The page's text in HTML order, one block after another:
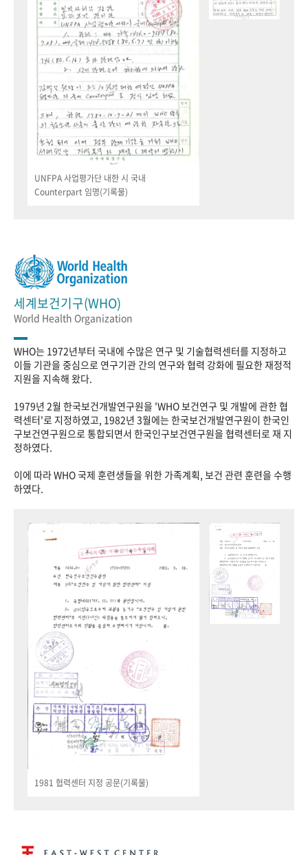
UNFPA 사업평가단 내한 시 국내
Counterpart 임명(기록물)
세계보건기구(WHO)
World Health Organization
WHO는 1972년부터 국내에 수많은 연구 및 기술협력센터를 지정하고
이들 기관을 중심으로 연구기관 간의 연구와 협력 강화에 필요한 재정적
지원을 지속해 왔다.
1979년 2월 한국보건개발연구원을 'WHO 보건연구 및 개발에 관한 협
력센터'로 지정하였고, 1982년 3월에는 한국보건개발연구원이 한국인
구보건연구원으로 통합되면서 한국인구보건연구원을 협력센터로 재 지
정하였다.
이에 따라 WHO 국제 훈련생들을 위한 가족계획, 보건 관련 훈련을 수행
하였다.
1981 협력센터 지정 공문(기록물)